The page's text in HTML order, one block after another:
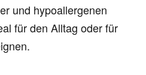
und hypoallergenen
für den Alltag oder für